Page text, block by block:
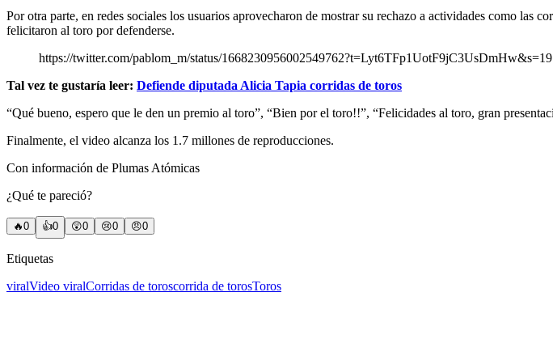
Por otra parte, en redes sociales los usuarios aprovecharon de mostrar su rechazo a actividades como las
felicitaron al toro por defenderse.
https://twitter.com/pablom_m/status/1668230956002549762?t=Lyt6TFp1UotF9jC3UsDmHw&s=19
Tal vez te gustaría leer: Defiende diputada Alicia Tapia corridas de toros
“Qué bueno, espero que le den un premio al toro”, “Bien por el toro!!”, “Felicidades al toro, gran
Finalmente, el video alcanza los 1.7 millones de reproducciones.
Con información de Plumas Atómicas
¿Qué te pareció?
🔥0 👍0 😲0 😢0 😠0
Etiquetas
viralVideo viralCorridas de toroscorrida de torosToros